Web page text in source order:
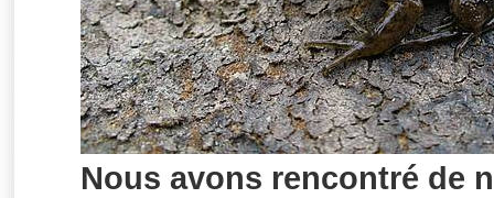
Nous avons rencontré de